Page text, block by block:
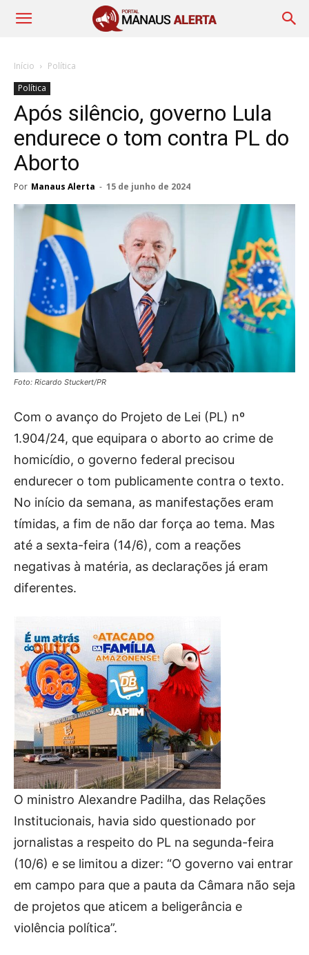
Início
Política
Política
Após silêncio, governo Lula
endurece o tom contra PL do
Aborto
Por Manaus Alerta - 15 de junho de 2024
Foto: Ricardo Stuckert/PR
Com o avanço do Projeto de Lei (PL) nº
1.904/24, que equipara o aborto ao crime de
homicídio, o governo federal precisou
endurecer o tom publicamente contra o texto.
No início da semana, as manifestações eram
tímidas, a fim de não dar força ao tema. Mas
até a sexta-feira (14/6), com a reações
negativas à matéria, as declarações já eram
diferentes.
O ministro Alexandre Padilha, das Relações
Institucionais, havia sido questionado por
jornalistas a respeito do PL na segunda-feira
(10/6) e se limitou a dizer: “O governo vai entrar
em campo para que a pauta da Câmara não seja
de projetos que aticem a beligerância e
violência política”.